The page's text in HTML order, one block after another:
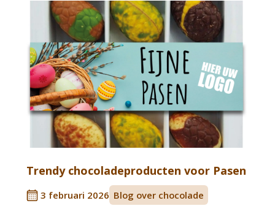
Trendy chocoladeproducten voor Pasen
3 februari 2026 Blog over chocolade